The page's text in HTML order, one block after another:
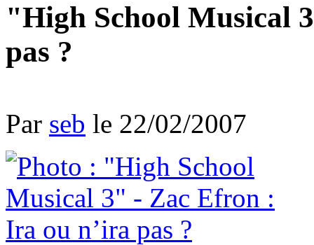
"High School Musical
pas ?
Par seb le 22/02/2007